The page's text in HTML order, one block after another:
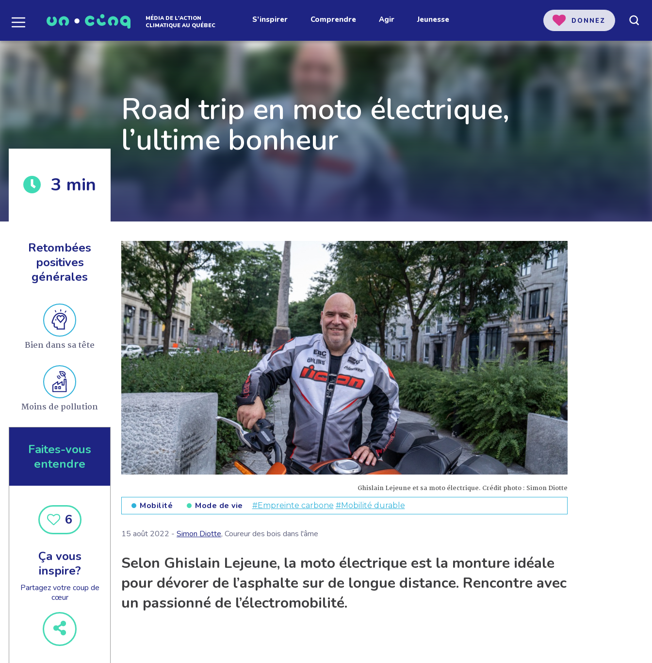
Le média qui détend
l'atmosphère
notre infolettre pour découvrir des initiatives prometteuses et des gestes
qui créent le mouvement.
Découvrez notre
infolettre!
JE M'ABONNE
MÉDIA DE L'ACTION
CLIMATIQUE AU QUÉBEC
S’inspirer Comprendre Agir Jeunesse DONNEZ
Road trip en moto électrique,
l’ultime bonheur
3 min
Retombées
positives
générales
Bien dans sa tête
Moins de pollution
Faites-vous
entendre
6
Ça vous
inspire?
Partagez votre coup de
cœur
Ghislain Lejeune et sa moto électrique. Crédit photo : Simon Diotte
Mobilité Mode de vie #Empreinte carbone #Mobilité durable
15 août 2022 - Simon Diotte, Coureur des bois dans l'âme
Selon Ghislain Lejeune, la moto électrique est la monture idéale
pour dévorer de l’asphalte sur de longue distance. Rencontre avec
un passionné de l’électromobilité.